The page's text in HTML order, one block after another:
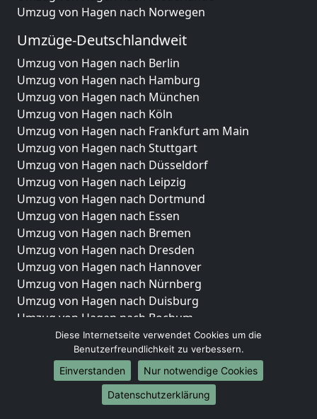
Umzug von Hagen nach Norwegen
Umzüge-Deutschlandweit
Umzug von Hagen nach Berlin
Umzug von Hagen nach Hamburg
Umzug von Hagen nach München
Umzug von Hagen nach Köln
Umzug von Hagen nach Frankfurt am Main
Umzug von Hagen nach Stuttgart
Umzug von Hagen nach Düsseldorf
Umzug von Hagen nach Leipzig
Umzug von Hagen nach Dortmund
Umzug von Hagen nach Essen
Umzug von Hagen nach Bremen
Umzug von Hagen nach Dresden
Umzug von Hagen nach Hannover
Umzug von Hagen nach Nürnberg
Umzug von Hagen nach Duisburg
Umzug von Hagen nach Bochum
Umzug von Hagen nach Wuppertal
Umzug von Hagen nach Bielefeld
Umzug von Hagen nach Bonn
Umzug von Hagen nach Münster
Diese Internetseite verwendet Cookies um die
Benutzerfreundlichkeit zu verbessern.
Einverstanden
Nur notwendige Cookies
Datenschutzerklärung